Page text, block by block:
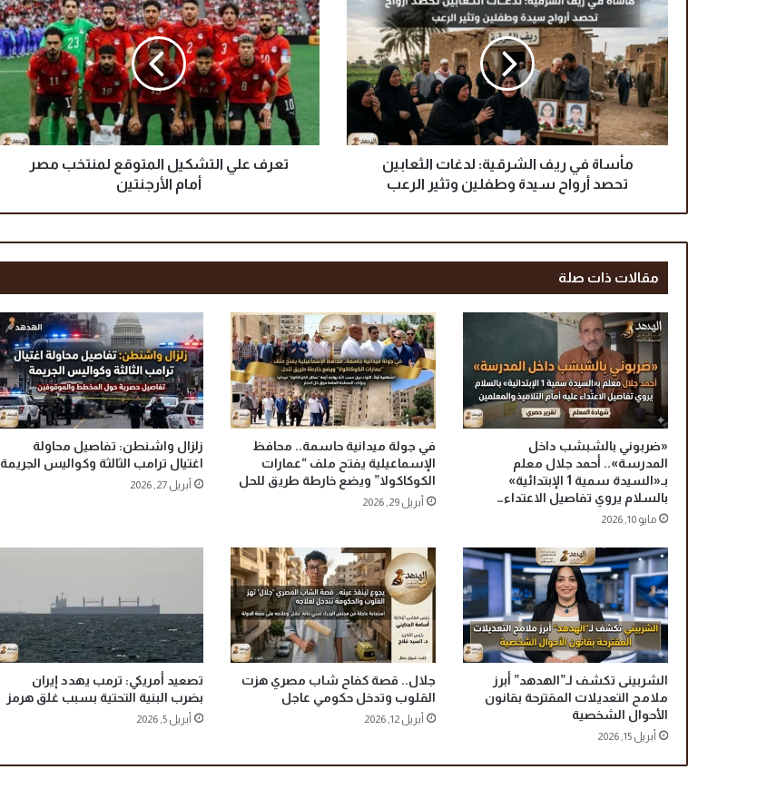
س
ا
ة
ف
ي
ر
ي
ر
ق
ة
:
ا
ل
ث
ع
ا
ب
ي
ن
ت
ح
ص
د
أ
ر
و
ا
ح
مأساة في ريف الشرقية: لدغات الثعابين
تحصد أرواح سيدة وطفلين وتثير الرعب
ع
ر
ف
ل
ل
ا
م
ت
و
ق
ع
ل
م
ن
ت
خ
ب
ر
أ
م
ا
م
ا
ل
أ
ر
تعرف علي التشكيل المتوقع لمنتخب مصر
أمام الأرجنتين
مقالات ذات صلة
«ضربوني بالشبشب داخل
المدرسة».. أحمد جلال معلم
بـ«السيدة سمية 1 الإبتدائية»
بالسلام يروي تفاصيل الاعتداء…
مايو 10, 2026
في جولة ميدانية حاسمة.. محافظ
الإسماعيلية يفتح ملف “عمارات
الكوكاكولا” ويضع خارطة طريق للحل
أبريل 29, 2026
زلزال واشنطن: تفاصيل محاولة
اغتيال ترامب الثالثة وكواليس الجريمة
أبريل 27, 2026
الشربينى تكشف لـ”الهدهد” أبرز
ملامح التعديلات المقترحة بقانون
الأحوال الشخصية
أبريل 15, 2026
جلال.. قصة كفاح شاب مصري هزت
القلوب وتدخل حكومي عاجل
أبريل 12, 2026
تصعيد أمريكي: ترمب يهدد إيران
بضرب البنية التحتية بسبب غلق هرمز
أبريل 5, 2026